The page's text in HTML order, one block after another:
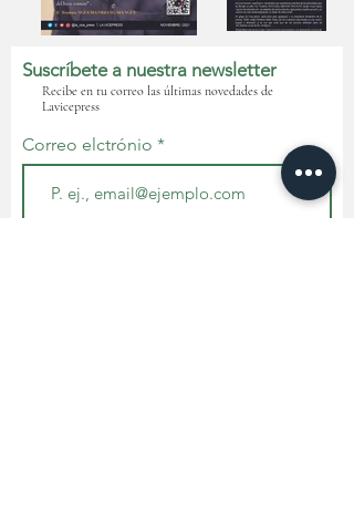
Suscríbete a nuestra newsletter
Recibe en tu correo las últimas novedades de
Lavicepress
Correo elctrónio